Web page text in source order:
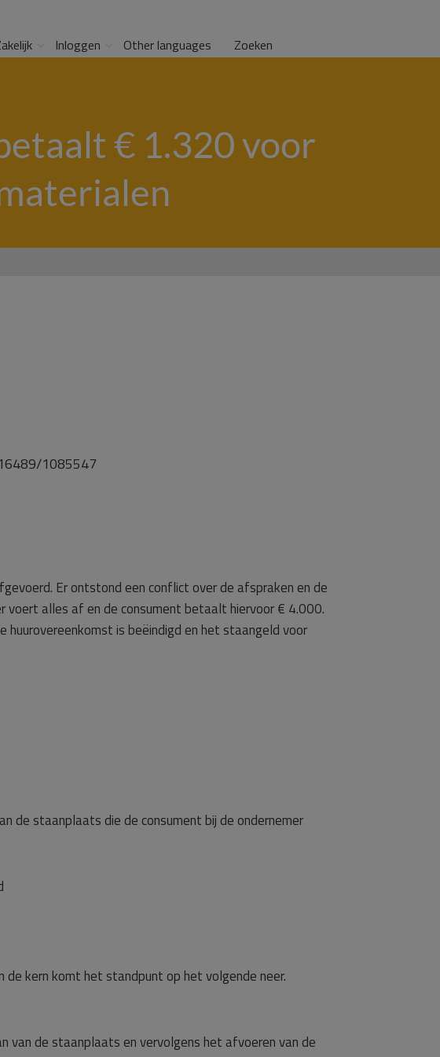
Inloggen Other languages Zoeken
€ 1.320 voor
1085547
Er ontstond een conflict over de afspraken en de
voert alles af en de consument betaalt hiervoor € 4.000.
is beëindigd en het staangeld voor
staanplaats die de consument bij de ondernemer
kern komt het standpunt op het volgende neer.
van de staanplaats en vervolgens het afvoeren van de